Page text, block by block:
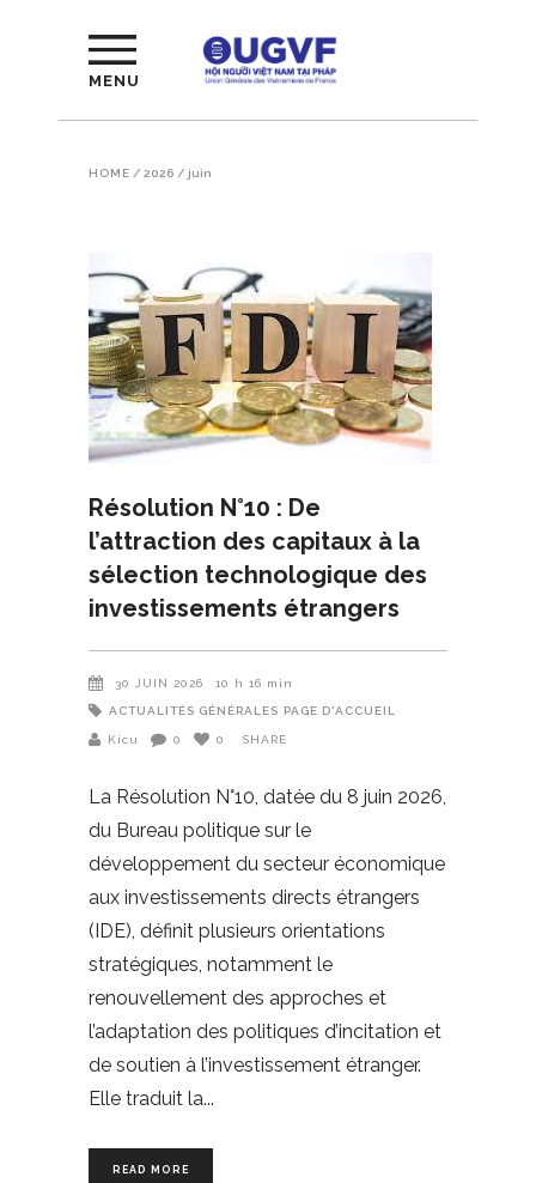
MENU
HOME / 2026 / juin
Résolution N°10 : De
l’attraction des capitaux à la
sélection technologique des
investissements étrangers
30 JUIN 2026 10 h 16 min
ACTUALITÉS GÉNÉRALES PAGE D'ACCUEIL
Kicu 0 0 SHARE
La Résolution N°10, datée du 8 juin 2026,
du Bureau politique sur le
développement du secteur économique
aux investissements directs étrangers
(IDE), définit plusieurs orientations
stratégiques, notamment le
renouvellement des approches et
l’adaptation des politiques d’incitation et
de soutien à l’investissement étranger.
Elle traduit la
READ MORE